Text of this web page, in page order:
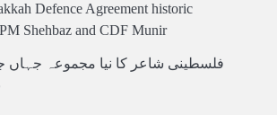
Defence Agreement historic
Shehbaz and CDF Munir
فلسطینی شاعر کا نیا مجموعہ